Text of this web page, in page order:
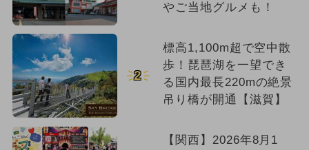
やご当地グルメも！
2
標高1,100m超で空中散
歩！琵琶湖を一望でき
る国内最長220mの絶景
吊り橋が開通【滋賀】
【関西】2026年8月1